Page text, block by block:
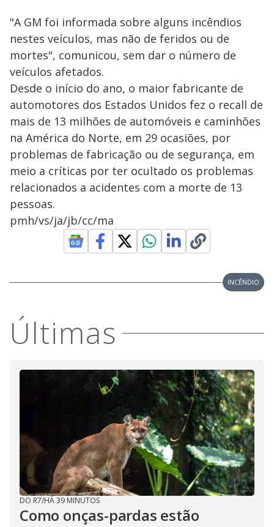
"A GM foi informada sobre alguns incêndios
nestes veículos, mas não de feridos ou de
mortes", comunicou, sem dar o número de
veículos afetados.
Desde o início do ano, o maior fabricante de
automotores dos Estados Unidos fez o recall de
mais de 13 milhões de automóveis e caminhões
na América do Norte, em 29 ocasiões, por
problemas de fabricação ou de segurança, em
meio a críticas por ter ocultado os problemas
relacionados a acidentes com a morte de 13
pessoas.
pmh/vs/ja/jb/cc/ma
INCÊNDIO
Últimas
DO R7/HÁ 39 MINUTOS
Como onças-pardas estão